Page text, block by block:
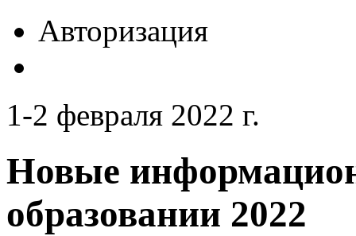
Авторизация
1-2 февраля 2022 г.
Новые
образовании 2022